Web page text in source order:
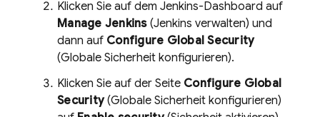
Klicken Sie auf dem Jenkins-Dashboard auf
Manage Jenkins(Jenkins verwalten) und
dann auf Configure Global Security
(Globale Sicherheit konfigurieren).
Klicken Sie auf der Seite Configure Global
Security(Globale Sicherheit konfigurieren)